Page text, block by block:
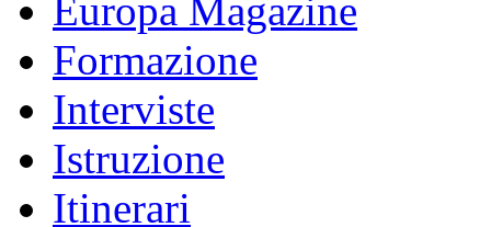
Europa Magazine
Formazione
Interviste
Istruzione
Itinerari